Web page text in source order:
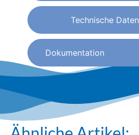
Technische Daten
Dokumentation